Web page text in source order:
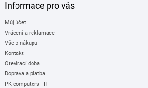
Informace pro vás
Můj účet
Vrácení a reklamace
Vše o nákupu
Kontakt
Otevírací doba
Doprava a platba
PK computers - IT